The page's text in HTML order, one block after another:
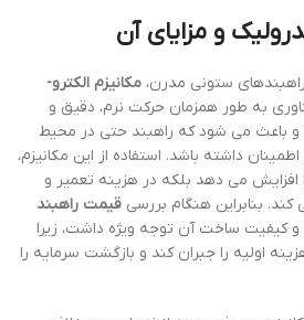
و مزایای آن
ستونی مدرن، مکانیزم الکترو-
به طور همزمان حرکت نرم، دقیق و
باعث می شود که راهبند حتی در محیط
داشته باشد. استفاده از این مکانیزم،
افزایش می دهد بلکه در هزینه تعمیر و
بنابراین هنگام بررسی قیمت راهبند
و کیفیت ساخت آن توجه ویژه داشت، زیرا
اولیه را جبران کند و بازگشت سرمایه را